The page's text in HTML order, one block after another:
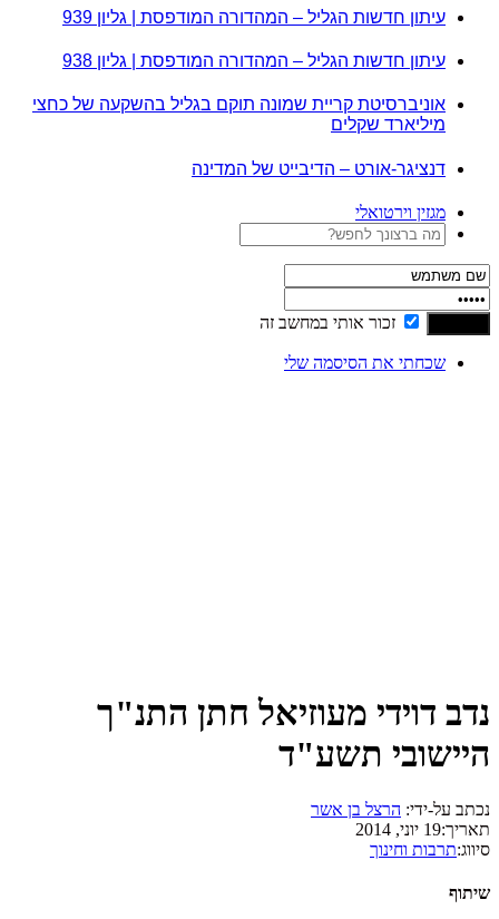
עיתון חדשות הגליל – המהדורה המודפסת | גליון 939
עיתון חדשות הגליל – המהדורה המודפסת | גליון 938
אוניברסיטת קריית שמונה תוקם בגליל בהשקעה של כחצי
מיליארד שקלים
דנציגר-אורט – הדיבייט של המדינה
מגזין וירטואלי
זכור אותי במחשב זה
שכחתי את הסיסמה שלי
נדב דוידי מעוזיאל חתן התנ"ך
היישובי תשע"ד
נכתב על-ידי: הרצל בן אשר
תאריך:19 יוני, 2014
סיווג:תרבות וחינוך
שיתוף